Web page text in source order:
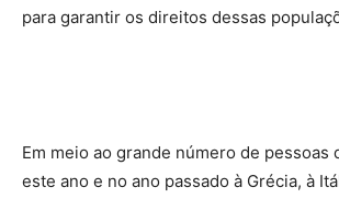
para garantir os direitos dessas
Em meio ao grande número de pessoas
este ano e no ano passado à Grécia, à